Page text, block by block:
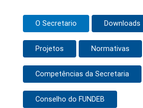
O Secretario Downloads
Projetos Normativas
Competências da Secretaria
Conselho do FUNDEB